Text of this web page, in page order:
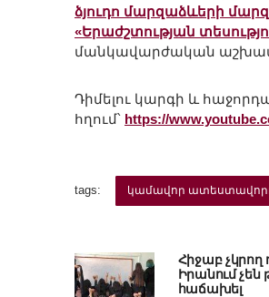
ձյուդո մարզաձևերի
«Երաժշտության
մանկավարժական
Դիմելու կարգի և
հղում՝ https://
tags: կամավոր
Հիջաբ չկրող
Իրանում չեն
հաճախել